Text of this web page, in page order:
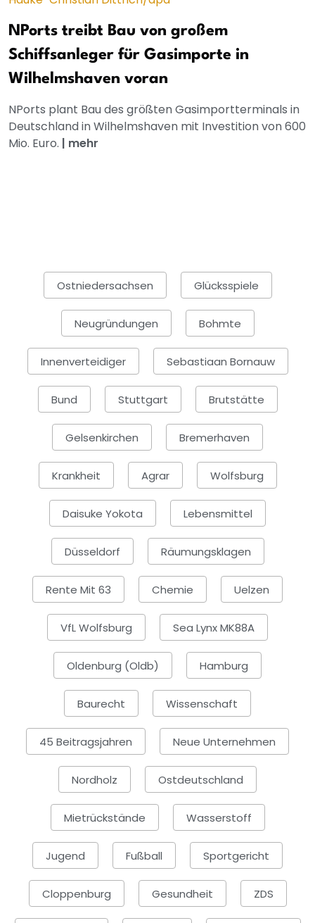
NPorts treibt Bau von großem
Schiffsanleger für Gasimporte in
Wilhelmshaven voran
NPorts plant Bau des größten Gasimportterminals in
Deutschland in Wilhelmshaven mit Investition von 600
Mio. Euro. | mehr
Ostniedersachsen Glücksspiele
Neugründungen Bohmte
Innenverteidiger Sebastiaan Bornauw
Bund Stuttgart Brutstätte
Gelsenkirchen Bremerhaven
Krankheit Agrar Wolfsburg
Daisuke Yokota Lebensmittel
Düsseldorf Räumungsklagen
Rente Mit 63 Chemie Uelzen
VfL Wolfsburg Sea Lynx MK88A
Oldenburg (Oldb) Hamburg
Baurecht Wissenschaft
45 Beitragsjahren Neue Unternehmen
Nordholz Ostdeutschland
Mietrückstände Wasserstoff
Jugend Fußball Sportgericht
Cloppenburg Gesundheit ZDS